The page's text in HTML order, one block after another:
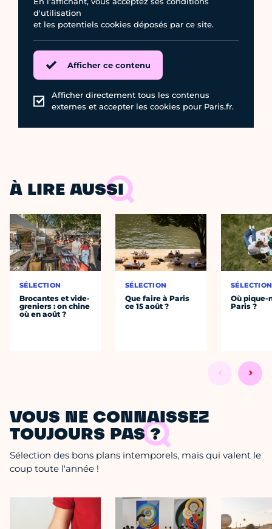
d'utilisation
et les potentiels cookies déposés par ce site.
Afficher ce contenu
Afficher directement tous les contenus
externes et accepter les cookies pour Paris.fr.
À LIRE AUSSI
SÉLECTION
Brocantes et vide-
greniers : on chine
où en août ?
SÉLECTION
Que faire à Paris
ce 15 août ?
SÉLECTION
Où pique-
Paris ?
VOUS NE CONNAISSEZ
TOUJOURS PAS ?
Sélection des bons plans intemporels, mais qui valent le
coup toute l'année !